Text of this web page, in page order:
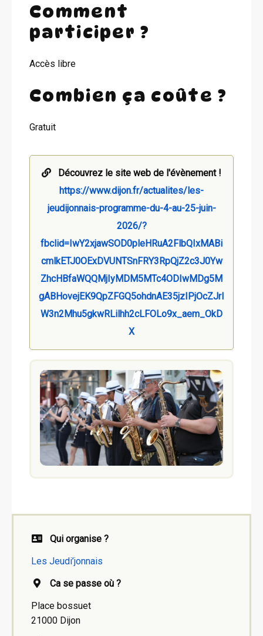
Comment
participer ?
Accès libre
Combien ça coûte ?
Gratuit
Découvrez le site web de l'évènement !
https://www.dijon.fr/actualites/les-
jeudijonnais-programme-du-4-au-25-juin-
2026/?
fbclid=IwY2xjawSOD0pleHRuA2FlbQIxMABi
cmlkETJ0OExDVUNTSnFRY3RpQjZ2c3J0Yw
ZhcHBfaWQQMjIyMDM5MTc4ODIwMDg5M
gABHovejEK9QpZFGQ5ohdnAE35jzIPjOcZJrI
W3n2Mhu5gkwRLilhh2cLFOLo9x_aem_OkD
X
Qui organise ?
Les Jeudi’jonnais
Ca se passe où ?
Place bossuet
21000 Dijon